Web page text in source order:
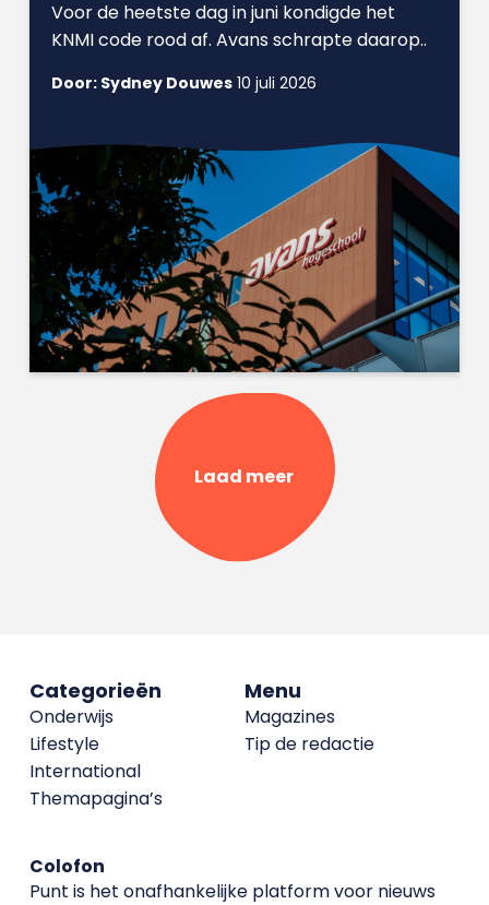
Voor de heetste dag in juni kondigde het
KNMI code rood af. Avans schrapte daarop..
Door: Sydney Douwes10 juli 2026
Laad meer
Menu
Magazines
Tip de redactie
Categorieën
Onderwijs
Lifestyle
International
Themapagina’s
Colofon
Punt is het onafhankelijke platform voor nieuws